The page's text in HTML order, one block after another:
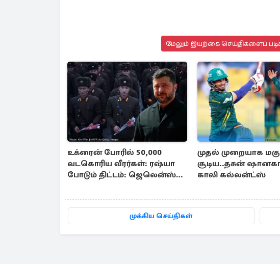
மேலும் இயற்கை செய்திகளைப்
உக்ரைன் போரில் 50,000
வடகொரிய வீரர்கள்: ரஷ்யா
போடும் திட்டம்: ஜெலென்ஸ்கி
முதல் முறையாக
சூடிய..தசுன்
காலி கல்லன்ட்ஸ்
முக்கிய செய்திகள்